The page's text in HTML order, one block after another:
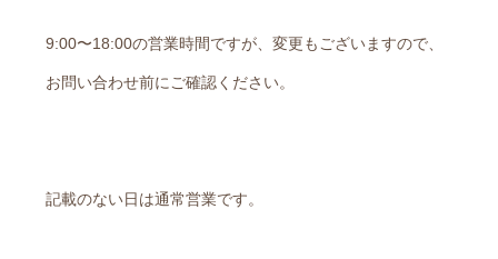
9:00〜18:00の営業時間ですが、変更もございますので、
お問い合わせ前にご確認ください。
記載のない日は通常営業です。